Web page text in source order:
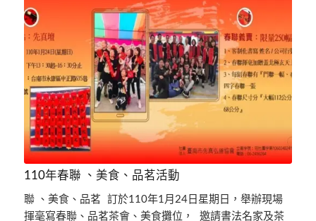
110年春聯 、美食、品茗活動
聯 、美食、品茗 訂於110年1月24日星期日，舉辦現場
揮毫寫春聯、品茗茶會、美食攤位， 邀請書法名家及茶